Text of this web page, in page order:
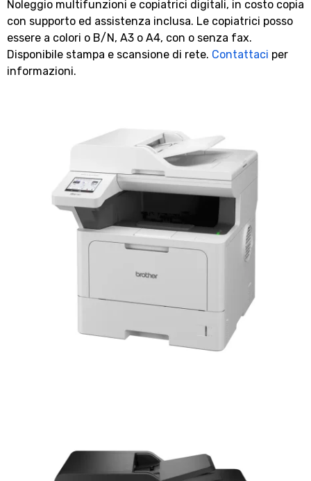
Noleggio multifunzioni e copiatrici digitali, in costo copia
con supporto ed assistenza inclusa. Le copiatrici posso
essere a colori o B/N, A3 o A4, con o senza fax.
Disponibile stampa e scansione di rete. Contattaci per
informazioni.